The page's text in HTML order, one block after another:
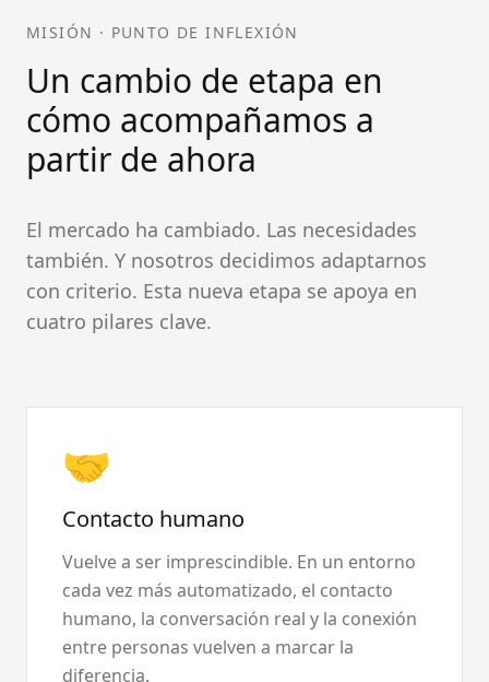
MISIÓN · PUNTO DE INFLEXIÓN
Un cambio de etapa en
cómo acompañamos a
partir de ahora
El mercado ha cambiado. Las necesidades
también. Y nosotros decidimos adaptarnos
con criterio. Esta nueva etapa se apoya en
cuatro pilares clave.
🤝
Contacto humano
Vuelve a ser imprescindible. En un entorno
cada vez más automatizado, el contacto
humano, la conversación real y la conexión
entre personas vuelven a marcar la
diferencia.